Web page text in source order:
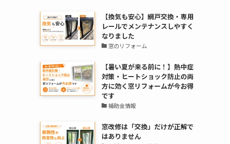
【換気も安心】網戸交換・専用
レールでメンテナンスしやすく
なりました
窓のリフォーム
【暑い夏が来る前に！】熱中症
対策・ヒートショック防止の両
方に効く窓リフォームが今お得
です
補助金情報
窓改修は「交換」だけが正解で
はありません